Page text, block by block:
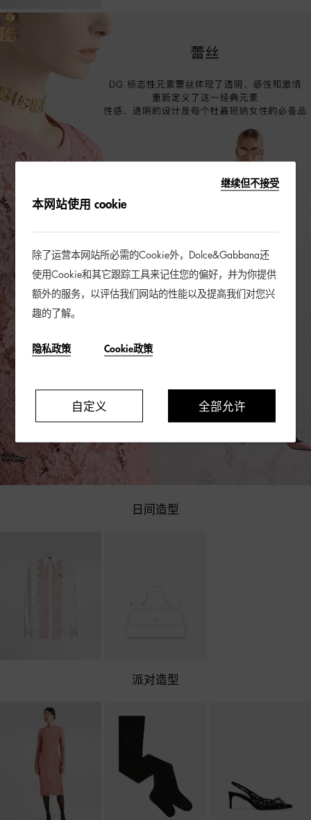
日间造型
￥17,000
Sicily 中号手袋
派对造型
继续但不接受
本网站使用 cookie
除了运营本网站所必需的Cookie外，Dolce&Gabbana还
使用Cookie和其它跟踪工具来记住您的偏好，并为你提供
额外的服务，以评估我们网站的性能以及提高我们对您兴
趣的了解。
隐私政策 Cookie政策
自定义 全部允许